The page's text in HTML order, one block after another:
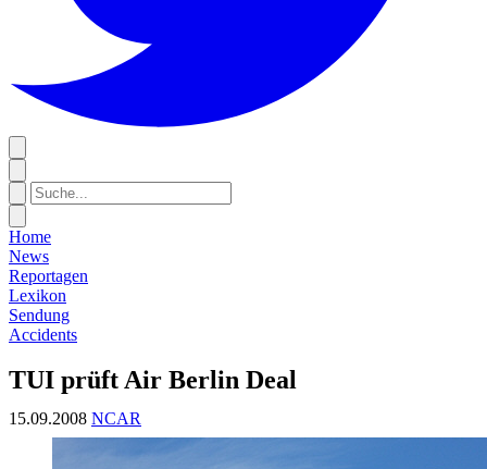
Home
News
Reportagen
Lexikon
Sendung
Accidents
TUI prüft Air Berlin Deal
15.09.2008 NCAR